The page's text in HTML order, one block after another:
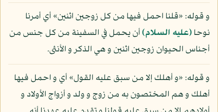
و قوله: «قلنا احمل فيها من كل زوجين اثنين» أي أمرنا
نوحا(عليه السلام)أن يحمل في السفينة من كل جنس من
أجناس الحيوان زوجين اثنين و هي الذكر و الأنثى.
و قوله: «و أهلك إلا من سبق عليه القول» أي و احمل فيها
أهلك و هم المختصون به من زوج و ولد و أزواج الأولاد و